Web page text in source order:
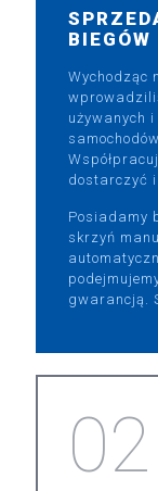
BIEGÓW
Wychodząc
używanych
dostarczyć
Posiadamy
skrzyń
gwarancją.
02